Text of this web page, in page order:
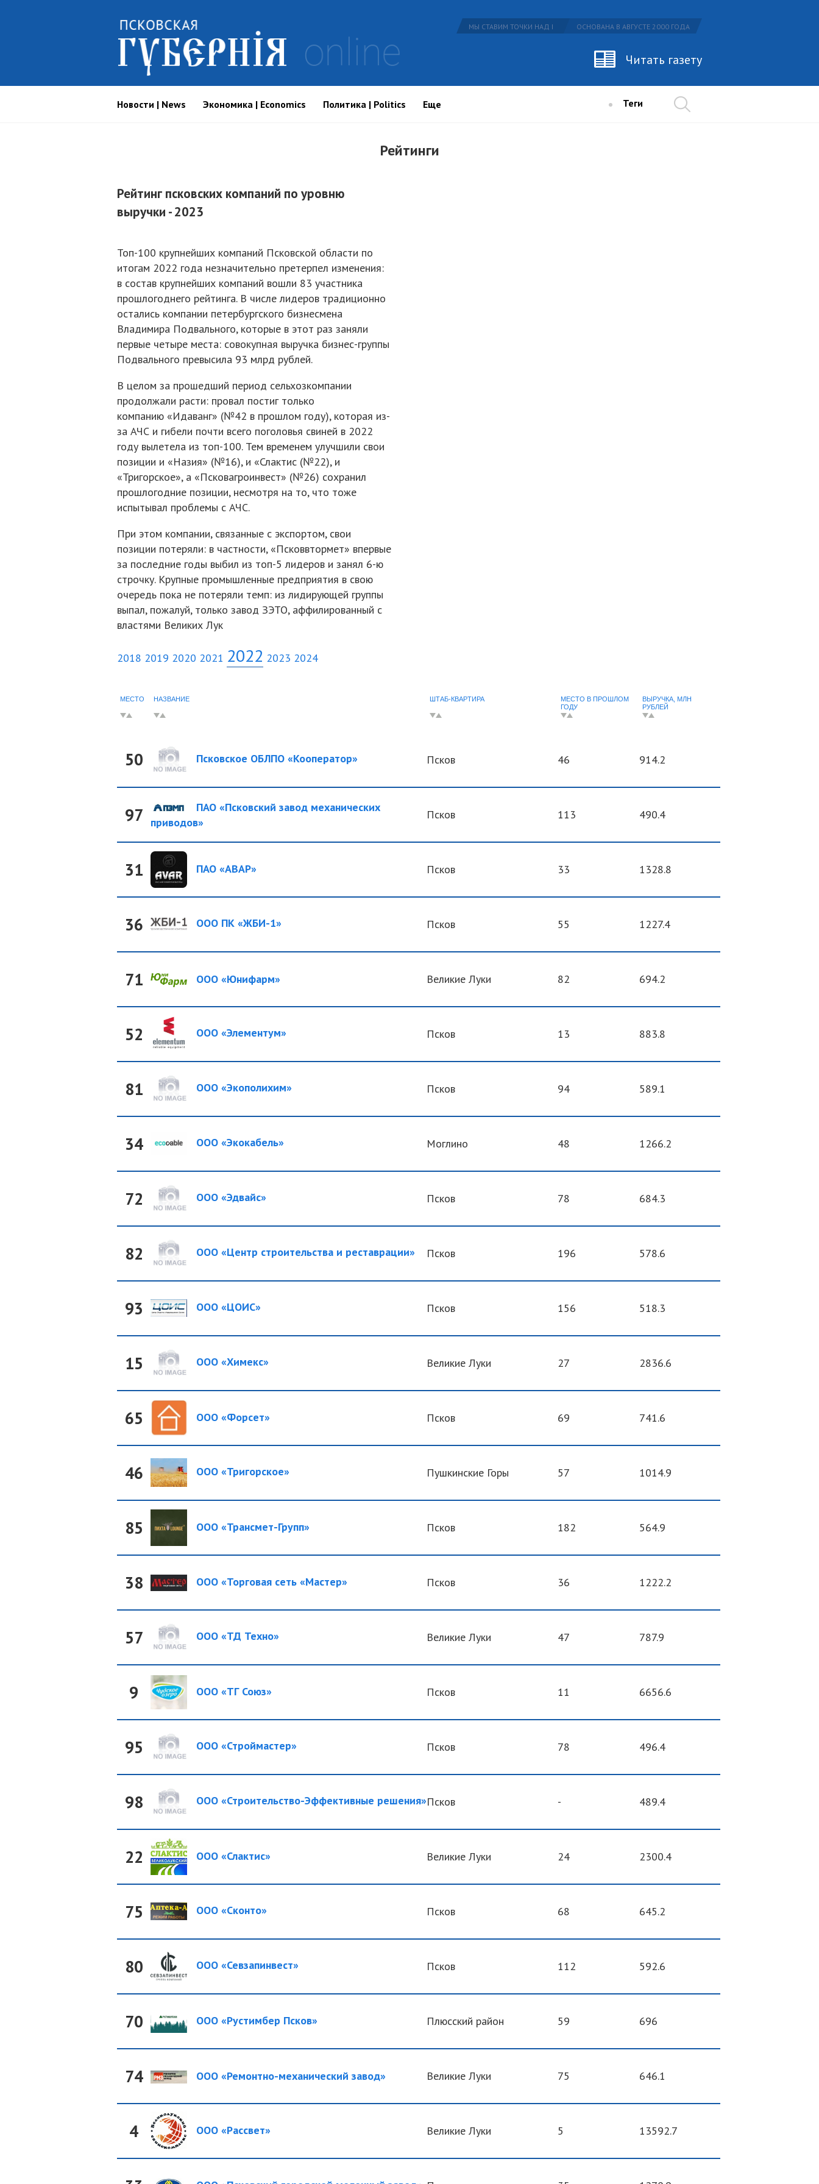
МЫ СТАВИМ ТОЧКИ НАД I ОСНОВАНА В АВГУСТЕ 2000 ГОДА
Читать газету
Новости | News Экономика | Economics Политика | Politics Еще Теги
Рейтинги
Рейтинг псковских компаний по уровню
выручки - 2023
Топ-100 крупнейших компаний Псковской области по
итогам 2022 года незначительно претерпел изменения:
в состав крупнейших компаний вошли 83 участника
прошлогоднего рейтинга. В числе лидеров традиционно
остались компании петербургского бизнесмена
Владимира Подвального, которые в этот раз заняли
первые четыре места: совокупная выручка бизнес-группы
Подвального превысила 93 млрд рублей.
В целом за прошедший период сельхозкомпании
продолжали расти: провал постиг только
компанию «Идаванг» (№42 в прошлом году), которая из-
за АЧС и гибели почти всего поголовья свиней в 2022
году вылетела из топ-100. Тем временем улучшили свои
позиции и «Назия» (№16), и «Слактис (№22), и
«Тригорское», а «Псковагроинвест» (№26) сохранил
прошлогодние позиции, несмотря на то, что тоже
испытывал проблемы с АЧС.
При этом компании, связанные с экспортом, свои
позиции потеряли: в частности, «Псковвтормет» впервые
за последние годы выбил из топ-5 лидеров и занял 6-ю
строчку. Крупные промышленные предприятия в свою
очередь пока не потеряли темп: из лидирующей группы
выпал, пожалуй, только завод ЗЭТО, аффилированный с
властями Великих Лук
2018 2019 2020 2021 2022 2023 2024
МЕСТО НАЗВАНИЕ ШТАБ-КВАРТИРА
МЕСТО В ПРОШЛОМ
ГОДУ
ВЫРУЧКА, МЛН
РУБЛЕЙ
50 Псковское ОБЛПО «Кооператор» Псков 46 914.2
97
ПАО «Псковский завод механических
приводов»
Псков 113 490.4
31 ПАО «АВАР» Псков 33 1328.8
36 ООО ПК «ЖБИ-1» Псков 55 1227.4
71 ООО «Юнифарм» Великие Луки 82 694.2
52 ООО «Элементум» Псков 13 883.8
81 ООО «Экополихим» Псков 94 589.1
34 ООО «Экокабель» Моглино 48 1266.2
72 ООО «Эдвайс» Псков 78 684.3
82 ООО «Центр строительства и реставрации» Псков 196 578.6
93 ООО «ЦОИС» Псков 156 518.3
15 ООО «Химекс» Великие Луки 27 2836.6
65 ООО «Форсет» Псков 69 741.6
46 ООО «Тригорское» Пушкинские Горы 57 1014.9
85 ООО «Трансмет-Групп» Псков 182 564.9
38 ООО «Торговая сеть «Мастер» Псков 36 1222.2
57 ООО «ТД Техно» Великие Луки 47 787.9
9 ООО «ТГ Союз» Псков 11 6656.6
95 ООО «Строймастер» Псков 78 496.4
98 ООО «Строительство-Эффективные решения»Псков - 489.4
22 ООО «Слактис» Великие Луки 24 2300.4
75 ООО «Сконто» Псков 68 645.2
80 ООО «Севзапинвест» Псков 112 592.6
70 ООО «Рустимбер Псков» Плюсский район 59 696
74 ООО «Ремонтно-механический завод» Великие Луки 75 646.1
4 ООО «Рассвет» Великие Луки 5 13592.7